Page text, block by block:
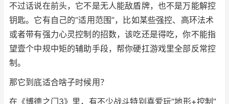
不过话说在前头，它不是无人能敌盾牌，也不是万能解控
钥匙。它有自己的“适用范围”，比如某些强控、高环法术
或者带有强力心灵控制的招数，该吃还是得吃，你不能指
望壹个中规中矩的辅助手段，帮你硬扛游戏里全部反常控
制。
那它到底适合啥子时候用？
在《博德之门3》里，有不少战斗特别喜爱玩“地形+控制”